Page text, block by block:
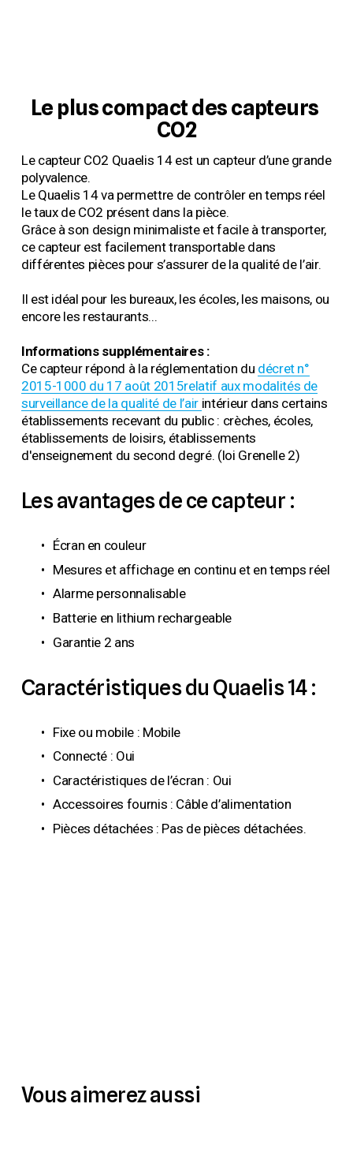
Le plus compact des capteurs
CO2
Le capteur CO2 Quaelis 14 est un capteur d’une grande
polyvalence.
Le Quaelis 14 va permettre de contrôler en temps réel
le taux de CO2 présent dans la pièce.
Grâce à son design minimaliste et facile à transporter,
ce capteur est facilement transportable dans
différentes pièces pour s’assurer de la qualité de l’air.
Il est idéal pour les bureaux, les écoles, les maisons, ou
encore les restaurants...
Informations supplémentaires :
Ce capteur répond à la réglementation du décret n°
2015-1000 du 17 août 2015relatif aux modalités de
surveillance de la qualité de l’air intérieur dans certains
établissements recevant du public : crèches, écoles,
établissements de loisirs, établissements
d'enseignement du second degré. (loi Grenelle 2)
Les avantages de ce capteur :
Écran en couleur
Mesures et affichage en continu et en temps réel
Alarme personnalisable
Batterie en lithium rechargeable
Garantie 2 ans
Caractéristiques du Quaelis 14 :
Fixe ou mobile : Mobile
Connecté : Oui
Caractéristiques de l’écran : Oui
Accessoires fournis : Câble d’alimentation
Pièces détachées : Pas de pièces détachées.
Vous aimerez aussi